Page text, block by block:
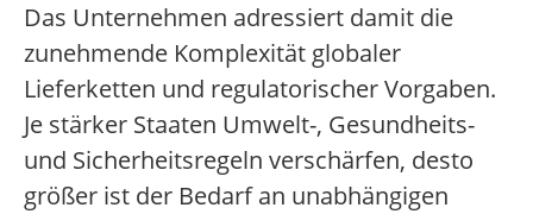
Das Unternehmen adressiert damit die
zunehmende Komplexität globaler
Lieferketten und regulatorischer Vorgaben.
Je stärker Staaten Umwelt-, Gesundheits-
und Sicherheitsregeln verschärfen, desto
größer ist der Bedarf an unabhängigen